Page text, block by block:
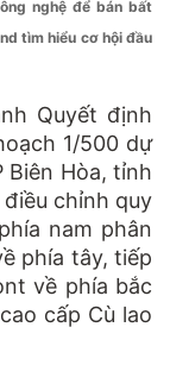
nghệ để bán bất
tìm hiểu cơ hội đầu
Quyết định
1/500 dự
Biên Hòa, tỉnh
chỉnh quy
nam phân
phía tây, tiếp
về phía bắc
cấp Cù lao